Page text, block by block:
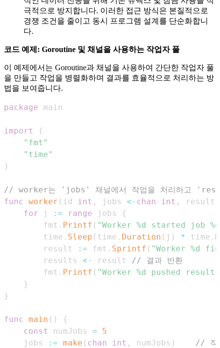
극적으로 방지합니다. 이러한 접근 방식은 본질적으로
경쟁 조건을 줄이고 동시 프로그램 설계를 단순화합니
다.
코드 예제: Goroutine 및 채널을 사용하는 작업자 풀
이 예제에서는 Goroutine과 채널을 사용하여 간단한 작업자 풀
을 만들고 작업을 병렬화하며 결과를 효율적으로 처리하는 방
법을 보여줍니다.
package
import
(
"fmt"
"time"
)
// worker는 'jobs' 채널에서 작업을 처리하고
func worker ( id int , jobs <- chan int ,
for j := range jobs
{
		fmt
. Printf ( "Worker %d started job
		time
. Sleep ( time . Duration ( j ) * time .
		result
:= fmt . Sprintf ( "Worker %d
		results
<- result // 결과 반환
		fmt
. Printf ( "Worker %d pushed
}
}
func main ( )
{
const
numJobs =
5
	jobs
:= make ( chan int , numJobs )
// 작